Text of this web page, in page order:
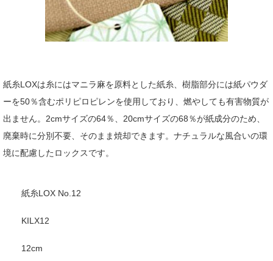
紙糸LOXは糸にはマニラ麻を原料とした紙糸、樹脂部分には紙パウダ
ーを50％含むポリピロピレンを使用しており、燃やしても有害物質が
出ません。2cmサイズの64％、20cmサイズの68％が紙成分のため、
廃棄時に分別不要、そのまま焼却できます。ナチュラルな風合いの環
境に配慮したロックスです。
紙糸LOX No.12
KILX12
12cm